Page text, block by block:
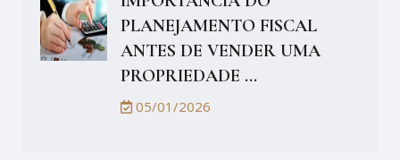
PLANEJAMENTO FISCAL
ANTES DE VENDER UMA
PROPRIEDADE ...
05/01/2026